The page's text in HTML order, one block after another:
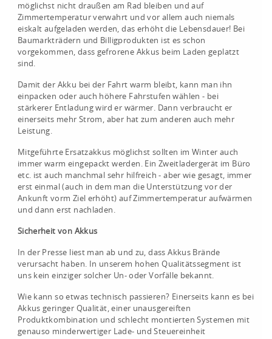
möglichst nicht draußen am Rad bleiben und auf
Zimmertemperatur verwahrt und vor allem auch niemals
eiskalt aufgeladen werden, das erhöht die Lebensdauer! Bei
Baumarkträdern und Billigprodukten ist es schon
vorgekommen, dass gefrorene Akkus beim Laden geplatzt
sind.
Damit der Akku bei der Fahrt warm bleibt, kann man ihn
einpacken oder auch höhere Fahrstufen wählen - bei
stärkerer Entladung wird er wärmer. Dann verbraucht er
einerseits mehr Strom, aber hat zum anderen auch mehr
Leistung.
Mitgeführte Ersatzakkus möglichst sollten im Winter auch
immer warm eingepackt werden. Ein Zweitladergerät im Büro
etc. ist auch manchmal sehr hilfreich - aber wie gesagt, immer
erst einmal (auch in dem man die Unterstützung vor der
Ankunft vorm Ziel erhöht) auf Zimmertemperatur aufwärmen
und dann erst nachladen.
Sicherheit von Akkus
In der Presse liest man ab und zu, dass Akkus Brände
verursacht haben. In unserem hohen Qualitätssegment ist
uns kein einziger solcher Un- oder Vorfälle bekannt.
Wie kann so etwas technisch passieren? Einerseits kann es bei
Akkus geringer Qualität, einer unausgereiften
Produktkombination und schlecht montierten Systemen mit
genauso minderwertiger Lade- und Steuereinheit